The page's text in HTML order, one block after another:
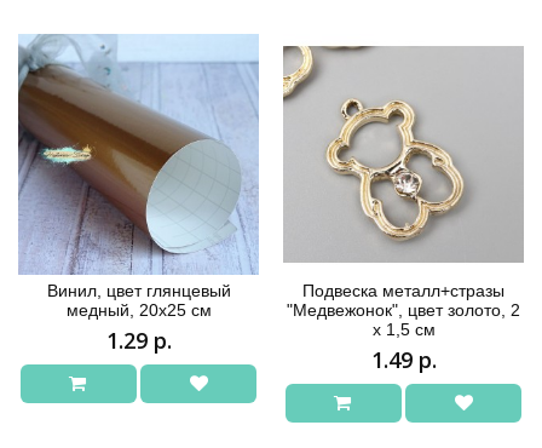
Винил, цвет глянцевый
медный, 20х25 см
1.29 р.
Подвеска металл+стразы
"Медвежонок", цвет золото, 2
х 1,5 см
1.49 р.